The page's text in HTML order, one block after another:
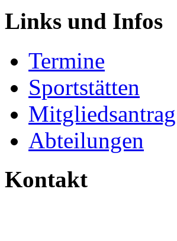
Links und Infos
Termine
Sportstätten
Mitgliedsantrag
Abteilungen
Kontakt